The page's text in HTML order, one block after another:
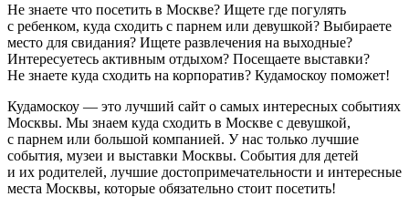
Не знаете что посетить в Москве? Ищете где погулять
с ребенком, куда сходить с парнем или девушкой? Выбираете
место для свидания? Ищете развлечения на выходные?
Интересуетесь активным отдыхом? Посещаете выставки?
Не знаете куда сходить на корпоратив? Кудамоскоу поможет!
Кудамоскоу — это лучший сайт о самых интересных событиях
Москвы. Мы знаем куда сходить в Москве с девушкой,
с парнем или большой компанией. У нас только лучшие
события, музеи и выставки Москвы. События для детей
и их родителей, лучшие достопримечательности и интересные
места Москвы, которые обязательно стоит посетить!